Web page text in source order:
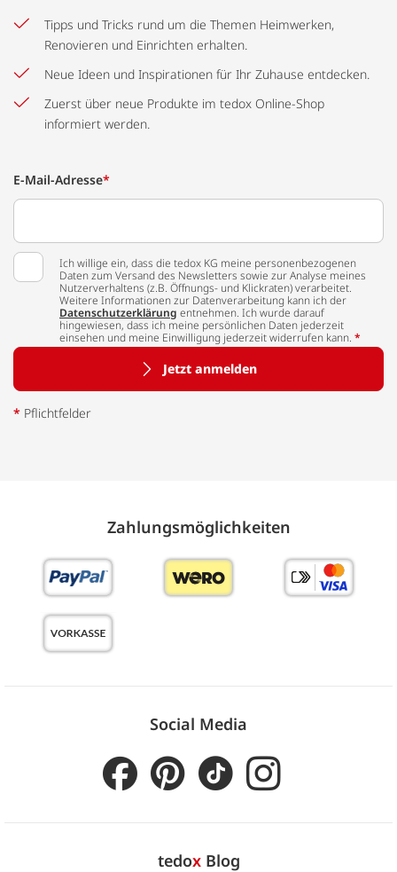
Tipps und Tricks rund um die Themen Heimwerken,
Renovieren und Einrichten erhalten.
Neue Ideen und Inspirationen für Ihr Zuhause entdecken.
Zuerst über neue Produkte im tedox Online-Shop
informiert werden.
E-Mail-Adresse*
Ich willige ein, dass die tedox KG meine personenbezogenen
Daten zum Versand des Newsletters sowie zur Analyse meines
Nutzerverhaltens (z.B. Öffnungs- und Klickraten) verarbeitet.
Weitere Informationen zur Datenverarbeitung kann ich der
Datenschutzerklärung entnehmen. Ich wurde darauf
hingewiesen, dass ich meine persönlichen Daten jederzeit
einsehen und meine Einwilligung jederzeit widerrufen kann. *
Jetzt anmelden
* Pflichtfelder
Zahlungs­möglich­keiten
Social Media
tedoxBlog